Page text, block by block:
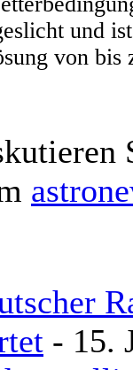
und
von bis
- 15.